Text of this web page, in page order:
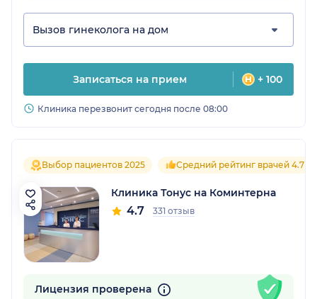
Вызов гинеколога на дом
Записаться на прием + 100
Клиника перезвонит сегодня после 08:00
Выбор пациентов 2025 Средний рейтинг врачей 4.7
Клиника Тонус на Коминтерна
4.7 331 отзыв
Лицензия проверена